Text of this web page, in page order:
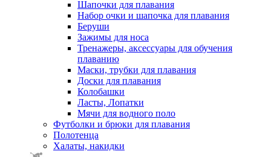
Шапочки для плавания
Набор очки и шапочка для плавания
Беруши
Зажимы для носа
Тренажеры, аксессуары для обучения
плаванию
Маски, трубки для плавания
Доски для плавания
Колобашки
Ласты, Лопатки
Мячи для водного поло
Футболки и брюки для плавания
Полотенца
Халаты, накидки